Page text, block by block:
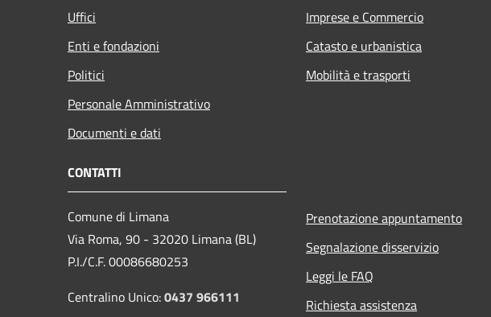
Uffici
Enti e fondazioni
Politici
Personale Amministrativo
Documenti e dati
Imprese e Commercio
Catasto e urbanistica
Mobilità e trasporti
CONTATTI
Comune di Limana
Via Roma, 90 - 32020 Limana (BL)
P.I./C.F. 00086680253
Centralino Unico:0437 966111
Prenotazione appuntamento
Segnalazione disservizio
Leggi le FAQ
Richiesta assistenza